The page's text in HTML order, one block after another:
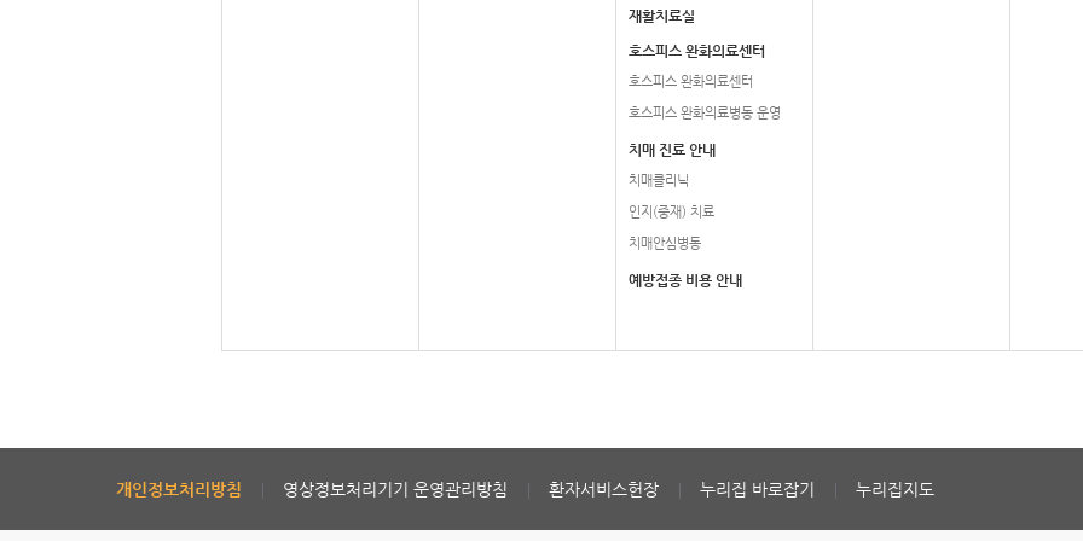
재활치료실
호스피스 완화의료센터
호스피스 완화의료센터
호스피스 완화의료병동 운영
치매 진료 안내
치매클리닉
인지(중재) 치료
치매안심병동
예방접종 비용 안내
개인정보처리방침 영상정보처리기기 운영관리방침 환자서비스헌장 누리집 바로잡기 누리집지도